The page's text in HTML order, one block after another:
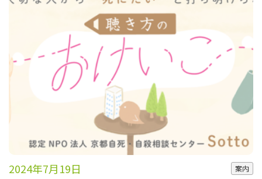
2024年7月19日 案内